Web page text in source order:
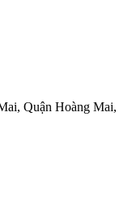
Quận Hoàng Mai,